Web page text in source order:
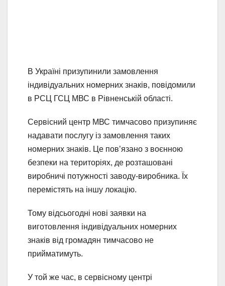
В Україні призупинили замовлення
індивідуальних номерних знаків, повідомили
в РСЦ ГСЦ МВС в Рівненській області.
Сервісний центр МВС тимчасово призупиняє
надавати послугу із замовлення таких
номерних знаків. Це пов’язано з воєнною
безпеки на територіях, де розташовані
виробничі потужності заводу-виробника. Їх
перемістять на іншу локацію.
Тому відсьогодні нові заявки на
виготовлення індивідуальних номерних
знаків від громадян тимчасово не
прийматимуть.
У той же час, в сервісному центрі